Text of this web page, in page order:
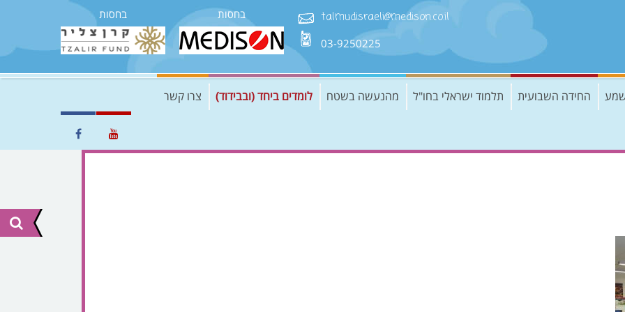
בחסות בחסות talmudisraeli@medison.co.il
03-9250225
שמע החידה השבועית תלמוד ישראלי בחו"ל מהנעשה בשטח לומדים ביחד (ובבידוד) צרו קשר